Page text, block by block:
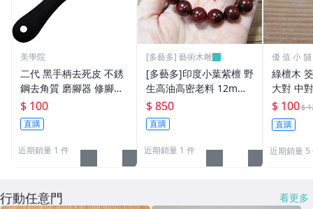
美學院
二代 黑手柄去死皮 不銹
鋼去角質 磨腳器 修腳皮
銼 去死皮 腳底挫 雙面搓
腳板 磨腳皮 腳部去死皮
銼 刮腳器搓腳器
$ 100
直購
近期銷量 1 件
[多藝多] 藝術木雕
[多藝多]印度小葉紫檀 野
生高油高密老料 12mm*
17顆 專業佛珠/念珠
$ 850
直購
近期銷量 1 件
優 值 小 舖
綠檀木
大對 中
錢) 攜
$ 100$
直購
近期銷量 5
行動任意門 看更多